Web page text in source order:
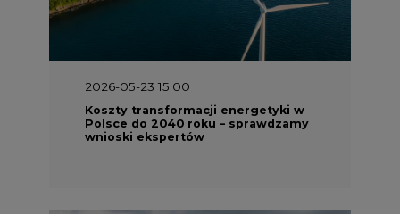
2026-05-23 15:00
Koszty transformacji energetyki w
Polsce do 2040 roku – sprawdzamy
wnioski ekspertów